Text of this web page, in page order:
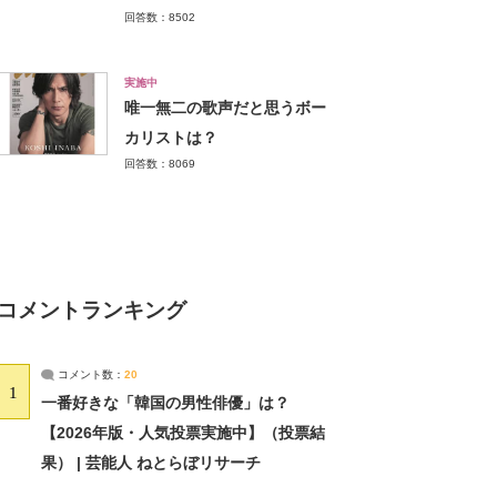
回答数：8502
実施中
唯一無二の歌声だと思うボー
カリストは？
回答数：8069
コメントランキング
1
コメント数： 20
一番好きな「韓国の男性俳優」は？
【2026年版・人気投票実施中】（投票結
果） | 芸能人 ねとらぼリサーチ